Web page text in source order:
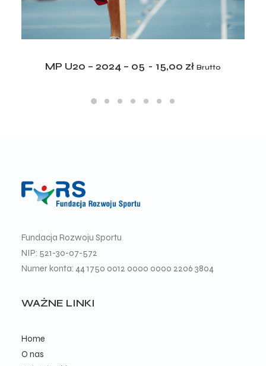
ADD TO CART
MP U20 – 2024 – 05 15,00 zł Brutto
Fundacja Rozwoju Sportu
NIP: 521-30-07-572
Numer konta: 44 1750 0012 0000 0000 2206 3804
WAŻNE LINKI
Home
O nas